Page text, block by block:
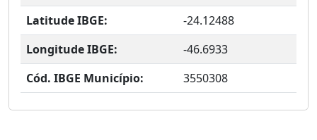
Latitude IBGE:
-24.12488
Longitude IBGE:
-46.6933
Cód. IBGE Município:
3550308